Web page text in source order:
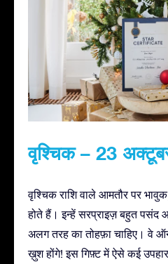
वृश्चिक – 23
वृश्चिक राशि वाले आमतौर पर
होते हैं। इन्हें सरप्राइज़ बहुत
अलग तरह का तोहफ़ा चाहिए। वे
ख़ुश होंगे! इस गिफ़्ट में ऐसे कई